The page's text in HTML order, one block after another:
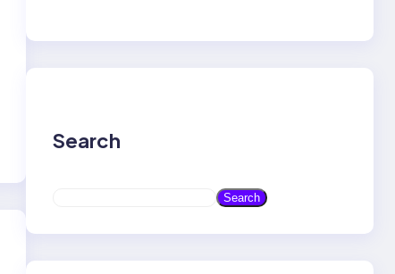
Search
a
Search